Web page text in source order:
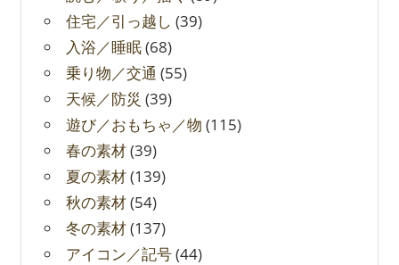
住宅／引っ越し (39)
入浴／睡眠(68)
乗り物／交通 (55)
天候／防災 (39)
遊び／おもちゃ／物 (115)
春の素材(39)
夏の素材(139)
秋の素材(54)
冬の素材(137)
アイコン／記号(44)